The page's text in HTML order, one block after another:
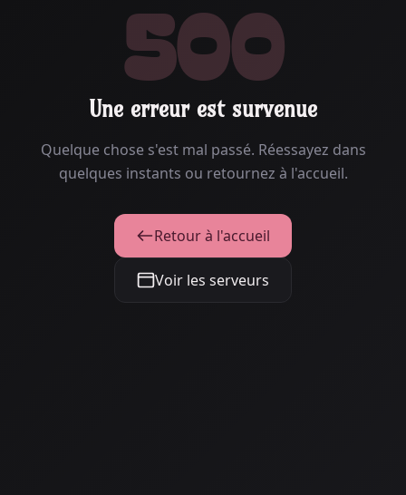
500
Une erreur est survenue
Quelque chose s'est mal passé. Réessayez dans
quelques instants ou retournez à l'accueil.
Retour à l'accueil
Voir les serveurs